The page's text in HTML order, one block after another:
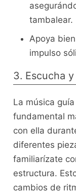
tambalear.
Apoya
impulso‍
3. Escucha
La música
fundamental
con ella
diferentes
familiarízate
estructura.
cambios de‍